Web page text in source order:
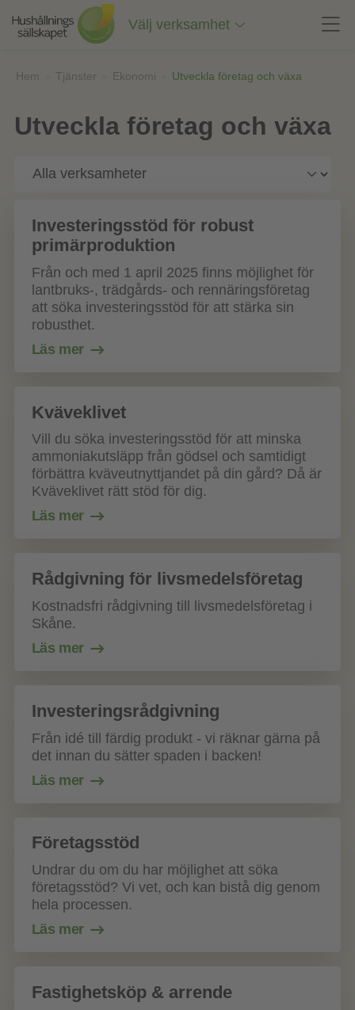
innehåll
Välj verksamhet
Hem Tjänster Ekonomi Utveckla företag och växa
Utveckla företag och växa
Investeringsstöd för robust
primärproduktion
Från och med 1 april 2025 finns möjlighet för
lantbruks-, trädgårds- och rennäringsföretag
att söka investeringsstöd för att stärka sin
robusthet.
Läs mer
Kväveklivet
Vill du söka investeringsstöd för att minska
ammoniakutsläpp från gödsel och samtidigt
förbättra kväveutnyttjandet på din gård? Då är
Kväveklivet rätt stöd för dig.
Läs mer
Rådgivning för livsmedelsföretag
Kostnadsfri rådgivning till livsmedelsföretag i
Skåne.
Läs mer
Investeringsrådgivning
Från idé till färdig produkt - vi räknar gärna på
det innan du sätter spaden i backen!
Läs mer
Företagsstöd
Undrar du om du har möjlighet att söka
företagsstöd? Vi vet, och kan bistå dig genom
hela processen.
Läs mer
Fastighetsköp & arrende